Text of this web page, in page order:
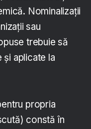
Nominalizații
sau
trebuie să
și aplicate la
propria
constă în